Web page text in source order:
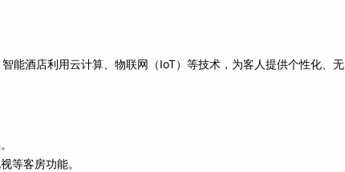
能酒店利用云计算、物联网（IoT）等技术，为客人提供个性化、无
等客房功能。